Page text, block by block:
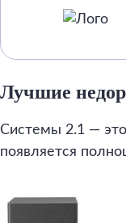
Лучшие
Системы 2.1 —
появляется